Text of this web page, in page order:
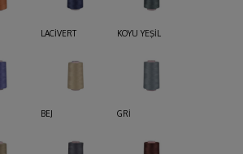
LACİVERT KOYU YEŞİL
BEJ GRİ